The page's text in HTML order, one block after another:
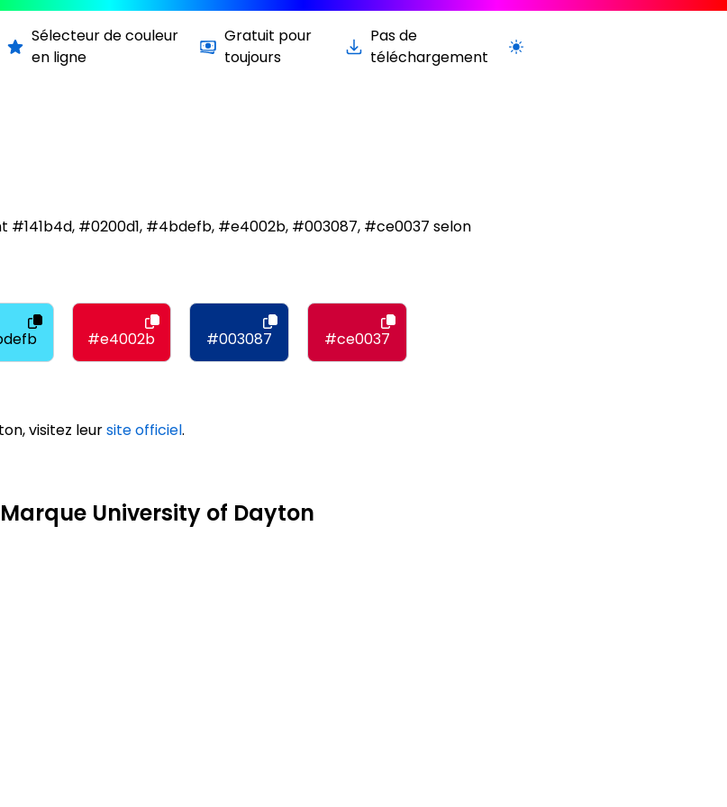
Sélecteur de couleur
en ligne
Gratuit pour
toujours
Pas de
téléchargement
Passer à la version claire / sombre
#141b4d, #0200d1, #4bdefb, #e4002b, #003087, #ce0037 selon
#e4002b #003087 #ce0037
visitez leursite officiel.
University of Dayton